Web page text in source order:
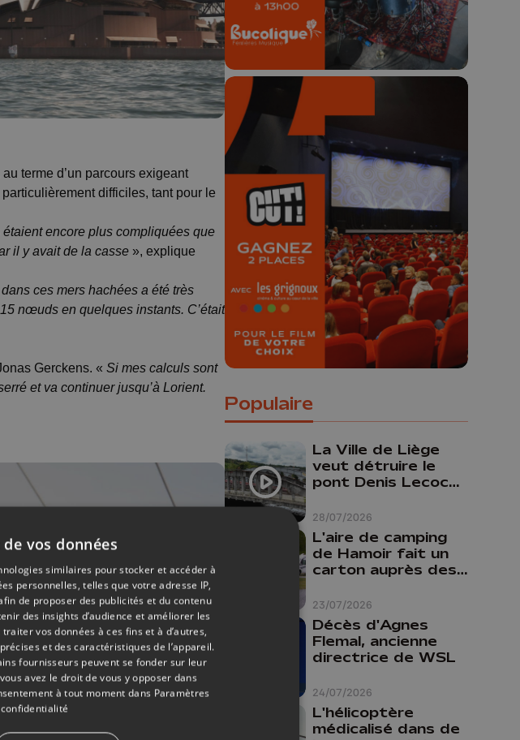
terme d’un parcours exigeant
difficiles, tant pour le
encore plus compliquées que
il y avait de la casse », explique
ces mers hachées a été très
nœuds en quelques instants. C’était
Gerckens. « Si mes calculs sont
et va continuer jusqu’à Lorient.
🎬 Concours CUT x
Les Grignoux ✨
Concours permanent - 2 places à
gagner chaque semaine !
Populaire
28/07/2026
La Ville de Liège
veut détruire le
pont Denis Lecocq
budget pour le
faire
23/07/2026
L'aire de camping
de Hamoir fait un
carton auprès des
24/07/2026
Décès d'Agnes
Flemal, ancienne
directrice de WSL
L'hélicoptère
médicalisé dans de
vos données
similaires pour stocker et accéder à
personnelles, telles que votre adresse IP,
de proposer des publicités et du contenu
des insights d’audience et améliorer les
vos données à ces fins et à d’autres,
et des caractéristiques de l’appareil.
fournisseurs peuvent se fonder sur leur
avez le droit de vous y opposer dans
à tout moment dans Paramètres